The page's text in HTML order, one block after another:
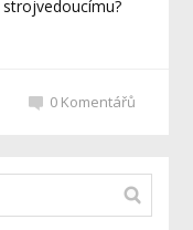
0 Komentářů